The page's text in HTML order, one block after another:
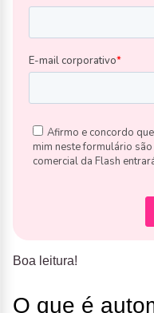
Boa leitura!
O que é